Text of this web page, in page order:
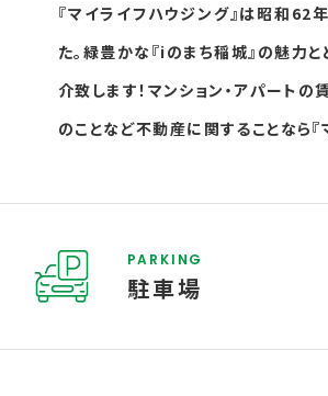
『マイライフハウジング』は昭和
た。緑豊かな『iのまち稲城』の魅力
介致します！マンション・アパート
のことなど不動産に関することなら
PARKING
駐車場